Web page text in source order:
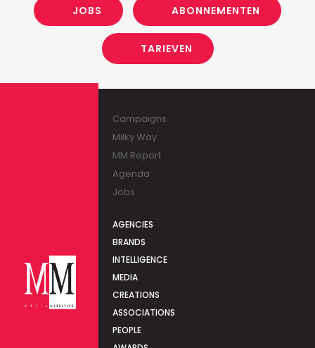
JOBS ABONNEMENTEN
TARIEVEN
Campaigns
Milky Way
MM Report
Agenda
Jobs
AGENCIES
BRANDS
INTELLIGENCE
MEDIA
CREATIONS
ASSOCIATIONS
PEOPLE